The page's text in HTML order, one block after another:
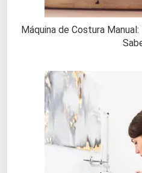
Máquina de Costura